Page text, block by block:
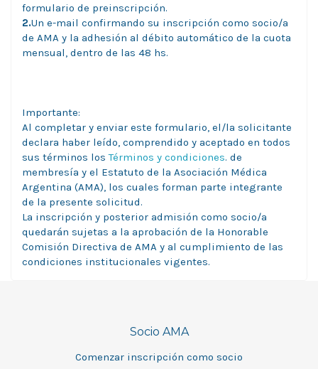
formulario de preinscripción.
2.Un e-mail confirmando su inscripción como socio/a
de AMA y la adhesión al débito automático de la cuota
mensual, dentro de las 48 hs.
Importante:
Al completar y enviar este formulario, el/la solicitante
declara haber leído, comprendido y aceptado en todos
sus términos losTérminos y condiciones. de
membresía y el Estatuto de la Asociación Médica
Argentina (AMA), los cuales forman parte integrante
de la presente solicitud.
La inscripción y posterior admisión como socio/a
quedarán sujetas a la aprobación de la Honorable
Comisión Directiva de AMA y al cumplimiento de las
condiciones institucionales vigentes.
Socio AMA
Comenzar inscripción como socio